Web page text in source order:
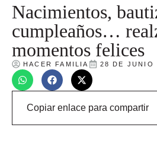
Nacimientos,
cumpleaños…
momentos felices
HACER FAMILIA 28 DE JUNIO
Copiar enlace para compartir